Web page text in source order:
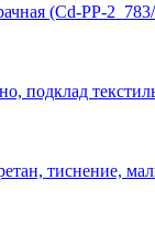
(Cd-PP-
подклад
тиснение,